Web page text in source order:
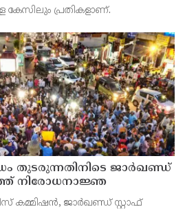
പ്രതികളാണ്.
തുടരുന്നതിനിടെ ജാര്‍ഖണ്ഡ്
നിരോധനാജ്ഞ
കമ്മിഷന്‍, ജാര്‍ഖണ്ഡ് സ്റ്റാഫ്